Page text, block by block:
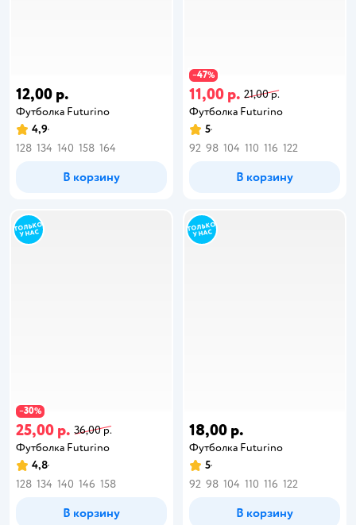
12,00 р.
Футболка Futurino
4,9
128 134 140 158 164
В корзину
−47%
11,00 р. 21,00 р.
Футболка Futurino
5
92 98 104 110 116 122
В корзину
−30%
25,00 р. 36,00 р.
Футболка Futurino
4,8
128 134 140 146 158
В корзину
18,00 р.
Футболка Futurino
5
92 98 104 110 116 122
В корзину